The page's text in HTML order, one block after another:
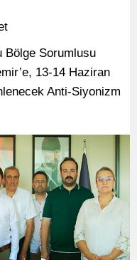
Bölge Sorumlusu
13-14 Haziran
Anti-Siyonizm